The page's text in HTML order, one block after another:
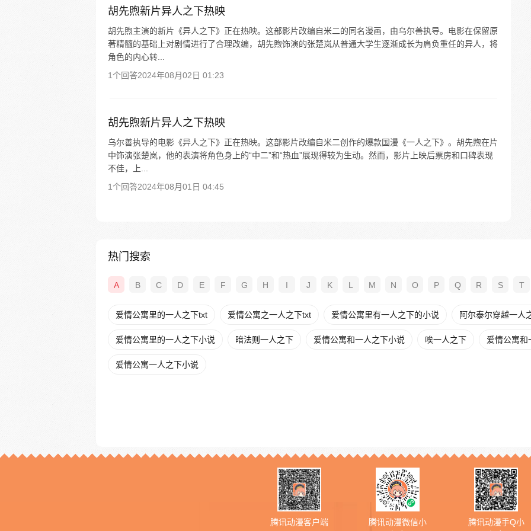
胡先煦新片异人之下热映
胡先煦主演的新片《异人之下》正在热映。这部影片改编自米二的同名漫画，由乌尔善执导。电影在保留原
著精髓的基础上对剧情进行了合理改编，胡先煦饰演的张楚岚从普通大学生逐渐成长为肩负重任的异人，将
角色的内心转...
1个回答2024年08月02日 01:23
胡先煦新片异人之下热映
乌尔善执导的电影《异人之下》正在热映。这部影片改编自米二创作的爆款国漫《一人之下》。胡先煦在片
中饰演张楚岚，他的表演将角色身上的“中二”和“热血”展现得较为生动。然而，影片上映后票房和口碑表现
不佳，上...
1个回答2024年08月01日 04:45
热门搜索
A B C D E F G H I J K L M N O P Q R S T
爱情公寓里的一人之下txt 爱情公寓之一人之下txt 爱情公寓里有一人之下的小说 阿尔泰尔穿越一人
爱情公寓里的一人之下小说 暗法则一人之下 爱情公寓和一人之下小说 唉一人之下 爱情公寓和
爱情公寓一人之下小说
腾讯动漫客户端
腾讯动漫微信小
腾讯动漫手Q小